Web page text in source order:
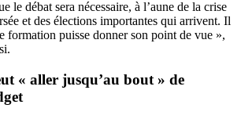
le débat sera nécessaire, à l’aune de la crise
et des élections importantes qui arrivent. Il
formation puisse donner son point de vue »,
« aller jusqu’au bout » de